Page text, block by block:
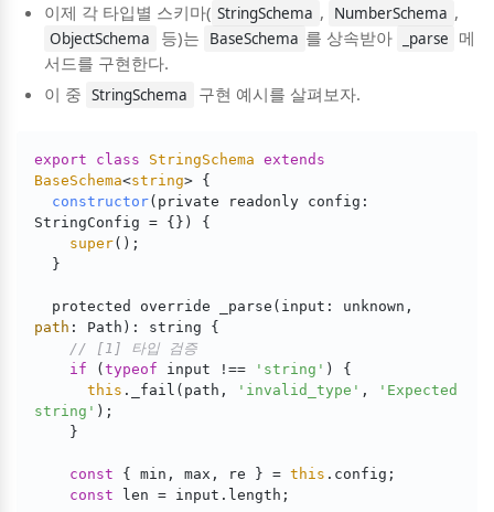
이제 각 타입별 스키마( StringSchema , NumberSchema ,
ObjectSchema 등)는 BaseSchema 를 상속받아 _parse
메
서드를 구현한다.
이 중 StringSchema 구현 예시를 살펴보자.
export class StringSchema extends
BaseSchema<string> {
constructor( private readonly config:
StringConfig = {} )
{
super();
path : Path): string {
// [1] 타입 검증
if ( typeof input !== 'string' ) {
this ._fail(path, 'invalid_type' ,
'Expected
string' );
const { min, max, re } = this .config;
const len = input.length;